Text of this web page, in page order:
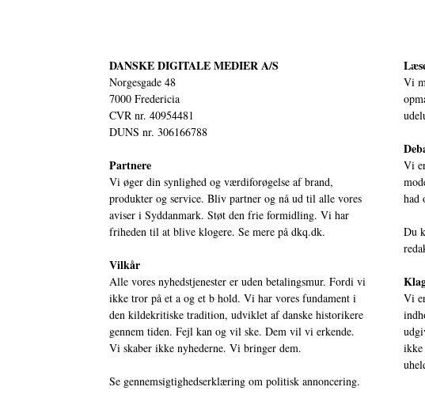
DANSKE DIGITALE MEDIER A/S
Norgesgade 48
7000 Fredericia
CVR nr. 40954481
DUNS nr. 306166788
Partnere
Vi øger din synlighed og værdiforøgelse af brand,
produkter og service. Bliv partner og nå ud til alle vores
aviser i Syddanmark. Støt den frie formidling. Vi har
friheden til at blive klogere. Se mere på dkq.dk.
Vilkår
Alle vores nyhedstjenester er uden betalingsmur. Fordi vi
ikke tror på et a og et b hold. Vi har vores fundament i
den kildekritiske tradition, udviklet af danske historikere
gennem tiden. Fejl kan og vil ske. Dem vil vi erkende.
Vi skaber ikke nyhederne. Vi bringer dem.
Se gennemsigtighedserklæring om politisk annoncering.
Vi
Vi
had
Du
Vi
ikke